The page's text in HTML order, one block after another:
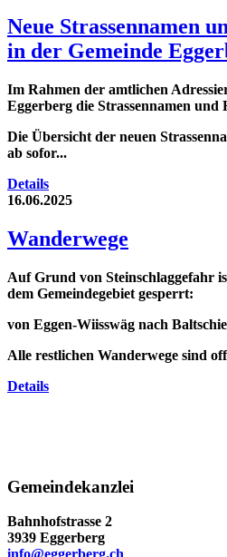
Neue Strassennamen
in der Gemeinde
Im Rahmen der amtlichen
Eggerberg die Strassennamen
Die Übersicht der neuen
ab sofor...
Details
16.06.2025
Wanderwege
Auf Grund von Steinschlaggefahr
dem Gemeindegebiet gesperrt:
von Eggen-Wiisswäg nach
Alle restlichen Wanderwege sind
Details
Gemeindekanzlei
Bahnhofstrasse 2
3939 Eggerberg